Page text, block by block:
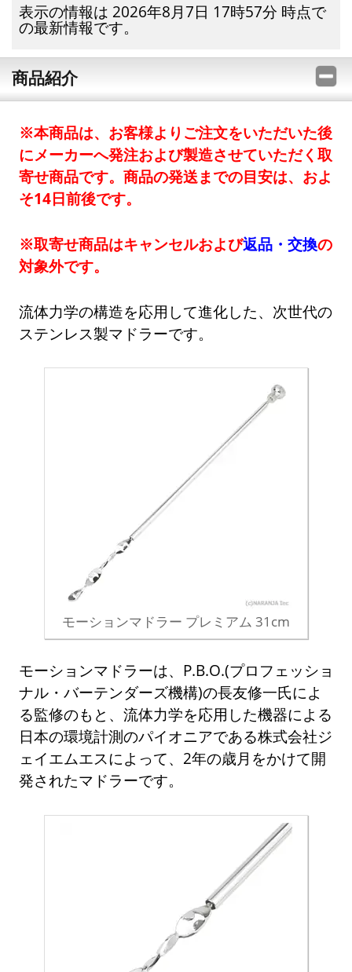
表示の情報は 2026年8月7日 17時57分 時点で
の最新情報です。
商品紹介
※本商品は、お客様よりご注文をいただいた後
にメーカーへ発注および製造させていただく取
寄せ商品です。商品の発送までの目安は、およ
そ14日前後です。
※取寄せ商品はキャンセルおよび返品・交換の
対象外です。
流体力学の構造を応用して進化した、次世代の
ステンレス製マドラーです。
モーションマドラー プレミアム 31cm
モーションマドラーは、P.B.O.(プロフェッショ
ナル・バーテンダーズ機構)の長友修一氏によ
る監修のもと、流体力学を応用した機器による
日本の環境計測のパイオニアである株式会社ジ
ェイエムエスによって、2年の歳月をかけて開
発されたマドラーです。